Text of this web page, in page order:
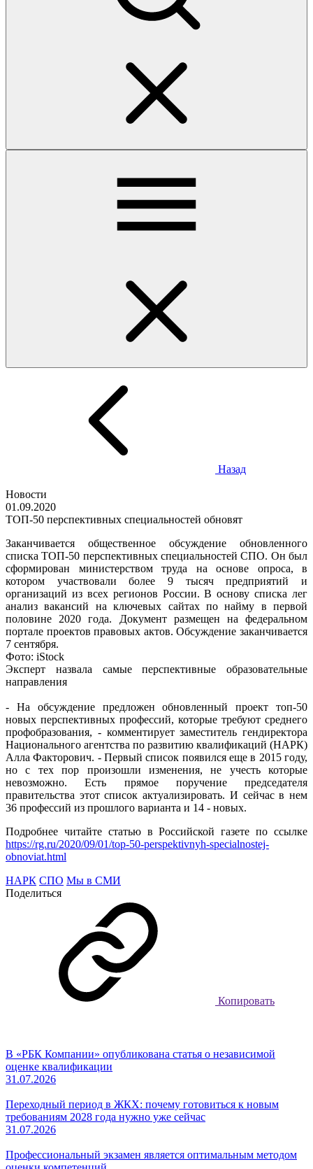
Назад
Новости
01.09.2020
ТОП-50 перспективных специальностей обновят
Заканчивается общественное обсуждение обновленного
списка ТОП-50 перспективных специальностей СПО. Он был
сформирован министерством труда на основе опроса, в
котором участвовали более 9 тысяч предприятий и
организаций из всех регионов России. В основу списка лег
анализ вакансий на ключевых сайтах по найму в первой
половине 2020 года. Документ размещен на федеральном
портале проектов правовых актов. Обсуждение заканчивается
7 сентября.
Фото: iStock
Эксперт назвала самые перспективные образовательные
направления
- На обсуждение предложен обновленный проект топ-50
новых перспективных профессий, которые требуют среднего
профобразования, - комментирует заместитель гендиректора
Национального агентства по развитию квалификаций (НАРК)
Алла Факторович. - Первый список появился еще в 2015 году,
но с тех пор произошли изменения, не учесть которые
невозможно. Есть прямое поручение председателя
правительства этот список актуализировать. И сейчас в нем
36 профессий из прошлого варианта и 14 - новых.
Подробнее читайте статью в Российской газете по ссылке
https://rg.ru/2020/09/01/top-50-perspektivnyh-specialnostej-
obnoviat.html
НАРК СПО Мы в СМИ
Поделиться
Копировать
В «РБК Компании» опубликована статья о независимой
оценке квалификации
31.07.2026
Переходный период в ЖКХ: почему готовиться к новым
требованиям 2028 года нужно уже сейчас
31.07.2026
Профессиональный экзамен является оптимальным методом